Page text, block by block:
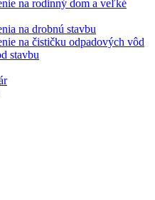
na rodinný dom a veľké
na drobnú stavbu
na čističku odpadových vôd
stavbu